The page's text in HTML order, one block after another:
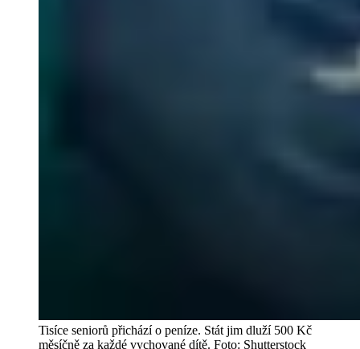
Tisíce seniorů přichází o peníze. Stát jim dluží 500 Kč
měsíčně za každé vychované dítě. Foto: Shutterstock